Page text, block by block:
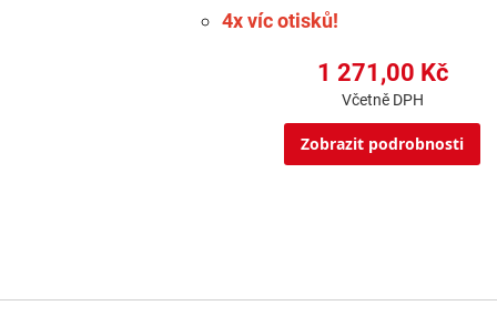
4x víc otisků!
1 271,00 Kč
Včetně DPH
Zobrazit podrobnosti